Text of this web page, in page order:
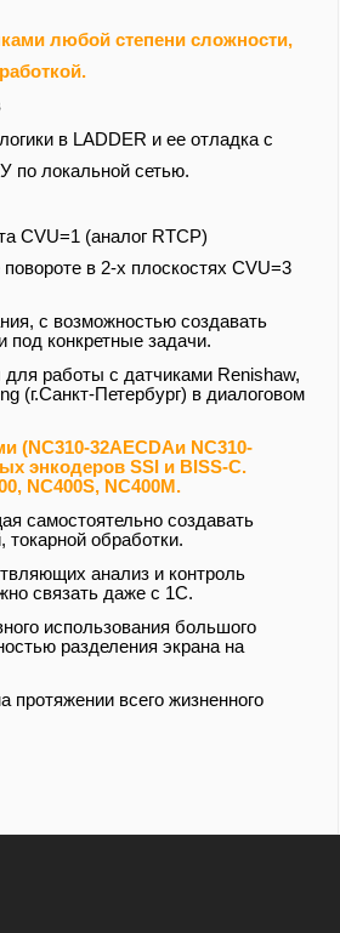
любой степени сложности,
в LADDER и ее отладка с
по локальной сетью.
CVU=1 (аналог RTCP)
в 2-х плоскостях CVU=3
с возможностью создавать
конкретные задачи.
работы с датчиками Renishaw,
(г.Санкт-Петербург) в диалоговом
(NC310-32AECDAи NC310-
энкодеров SSI и BISS-C.
NC400S, NC400M.
самостоятельно создавать
обработки.
анализ и контроль
связать даже с 1С.
использования большого
разделения экрана на
протяжении всего жизненного